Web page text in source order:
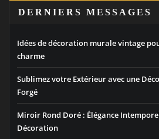
DERNIERS MESSAGES
Idées de décoration murale vintage
charme
Sublimez votre Extérieur avec une
Forgé
Miroir Rond Doré : Élégance
Décoration